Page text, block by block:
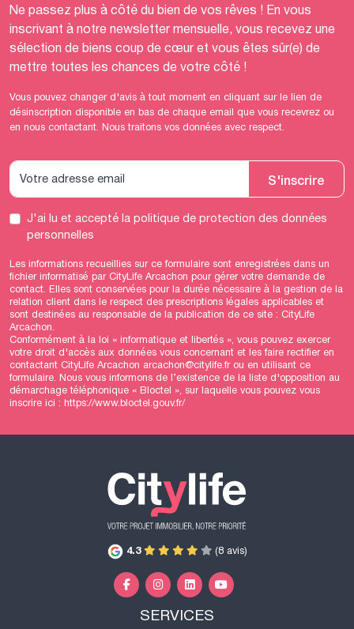
Ne passez plus à côté du bien de vos rêves ! En vous
inscrivant à notre newsletter mensuelle, vous recevez une
sélection de biens coup de cœur et vous êtes sûr(e) de
mettre toutes les chances de votre côté !
Vous pouvez changer d'avis à tout moment en cliquant sur le lien de
désinscription disponible en bas de chaque email que vous recevrez ou
en nous contactant. Nous traitons vos données avec respect.
S'inscrire
J'ai lu et acceptéla politique de protection des données
personnelles
Les informations recueillies sur ce formulaire sont enregistrées dans un
fichier informatisé par CityLife Arcachon pour gérer votre demande de
contact. Elles sont conservées pour la durée nécessaire à la gestion de la
relation client dans le respect des prescriptions légales applicables et
sont destinées au responsable de la publication de ce site : CityLife
Arcachon.
Conformément à la loi « informatique et libertés », vous pouvez exercer
votre droit d'accès aux données vous concernant et les faire rectifier en
contactant CityLife Arcachon arcachon@citylife.fr ou en utilisant ce
formulaire. Nous vous informons de l’existence de la liste d'opposition au
démarchage téléphonique « Bloctel », sur laquelle vous pouvez vous
inscrire ici : https://www.bloctel.gouv.fr/
4.3 (8 avis)
SERVICES